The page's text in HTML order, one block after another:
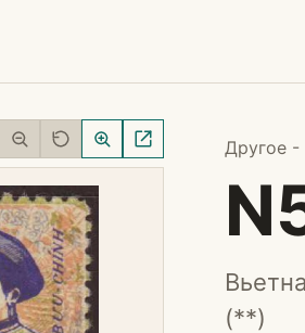
Другое -
(**)